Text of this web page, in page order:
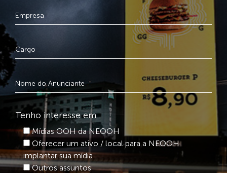
Tenho interesse em
Mídias OOH da NEOOH
Oferecer um ativo / local para a NEOOH
implantar sua mídia
Outros assuntos